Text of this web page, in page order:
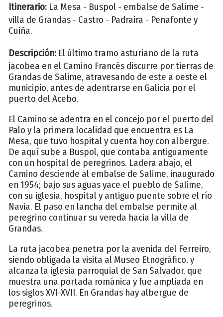
Itinerario: La Mesa - Buspol - embalse de Salime -
villa de Grandas - Castro - Padraira - Penafonte y
Cuiña.
Descripción: El último tramo asturiano de la ruta
jacobea en el Camino Francés discurre por tierras de
Grandas de Salime, atravesando de este a oeste el
municipio, antes de adentrarse en Galicia por el
puerto del Acebo.
El Camino se adentra en el concejo por el puerto del
Palo y la primera localidad que encuentra es La
Mesa, que tuvo hospital y cuenta hoy con albergue.
De aquí sube a Buspol, que contaba antiguamente
con un hospital de peregrinos. Ladera abajo, el
Camino desciende al embalse de Salime, inaugurado
en 1954; bajo sus aguas yace el pueblo de Salime,
con su iglesia, hospital y antiguo puente sobre el río
Navia. El paso en lancha del embalse permite al
peregrino continuar su vereda hacia la villa de
Grandas.
La ruta jacobea penetra por la avenida del Ferreiro,
siendo obligada la visita al Museo Etnográfico, y
alcanza la iglesia parroquial de San Salvador, que
muestra una portada románica y fue ampliada en
los siglos XVI-XVII. En Grandas hay albergue de
peregrinos.